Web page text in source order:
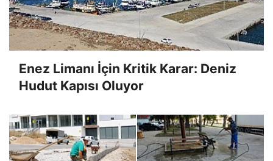
Enez Limanı İçin Kritik Karar: Deniz
Hudut Kapısı Oluyor